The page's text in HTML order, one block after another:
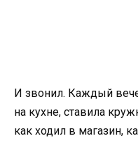
И звонил. Каждый
на кухне, ставила
как ходил в магазин,